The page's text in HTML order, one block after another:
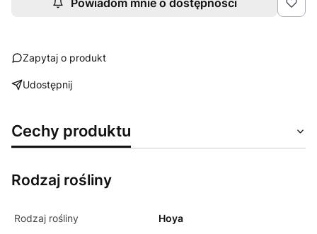
Zapytaj o produkt
Udostępnij
Cechy produktu
Rodzaj rośliny
Rodzaj rośliny Hoya